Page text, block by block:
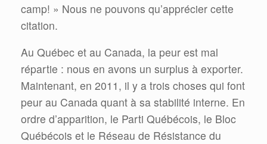
camp! » Nous ne pouvons qu’apprécier cette
citation.
Au Québec et au Canada, la peur est mal
répartie : nous en avons un surplus à exporter.
Maintenant, en 2011, il y a trois choses qui font
peur au Canada quant à sa stabilité interne. En
ordre d’apparition, le Parti Québécois, le Bloc
Québécois et le Réseau de Résistance du